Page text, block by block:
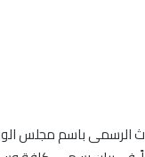
الرسمى باسم مجلس